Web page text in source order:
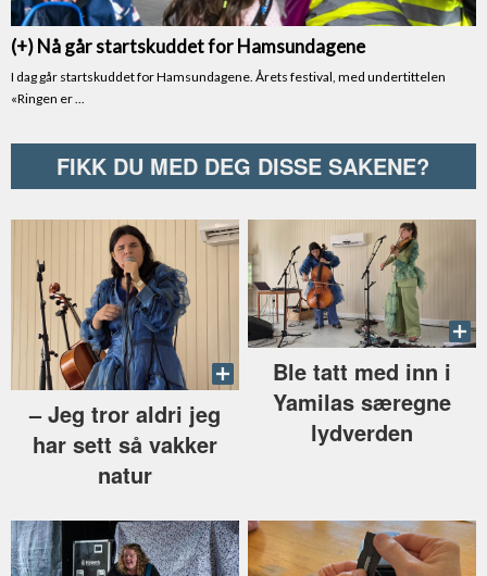
FIKK DU MED DEG DISSE SAKENE?
–⁠ Jeg tror aldri jeg
har sett så vakker
natur
Ble tatt med inn i
Yamilas særegne
lydverden